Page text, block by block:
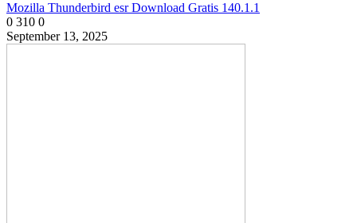
Mozilla Thunderbird esr Download Gratis 140.1.1
0 310 0
September 13, 2025